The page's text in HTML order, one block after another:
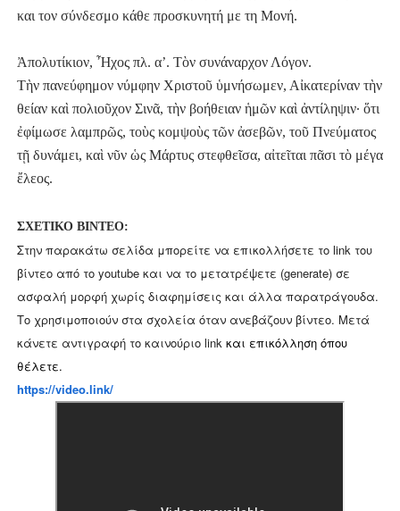
και τον σύνδεσμο κάθε προσκυνητή με τη Μονή.
Ἀπολυτίκιον, Ἦχος πλ. α’. Τὸν συνάναρχον Λόγον.
Τὴν πανεύφημον νύμφην Χριστοῦ ὑμνήσωμεν, Αἰκατερίναν τὴν
θείαν καὶ πολιοῦχον Σινᾶ, τὴν βοήθειαν ἡμῶν καὶ ἀντίληψιν· ὅτι
ἐφίμωσε λαμπρῶς, τοὺς κομψοὺς τῶν ἀσεβῶν, τοῦ Πνεύματος
τῇ δυνάμει, καὶ νῦν ὡς Μάρτυς στεφθεῖσα, αἰτεῖται πᾶσι τὸ μέγα
ἔλεος.
ΣΧΕΤΙΚΟ ΒΙΝΤΕΟ:
Στην παρακάτω σελίδα μπορείτε να επικολλήσετε το link του
βίντεο από το youtube και να το μετατρέψετε (generate) σε
ασφαλή μορφή χωρίς διαφημίσεις και άλλα παρατράγουδα.
Το χρησιμοποιούν στα σχολεία όταν ανεβάζουν βίντεο. Μετά
κάνετε αντιγραφή το καινούριο link και επικόλληση όπου
θέλετε.
https://video.link/